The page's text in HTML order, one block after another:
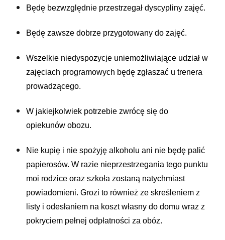
Będę bezwzględnie przestrzegał dyscypliny zajęć.
Będę zawsze dobrze przygotowany do zajęć.
Wszelkie niedyspozycje uniemożliwiające udział w
zajęciach programowych będę zgłaszać u trenera
prowadzącego.
W jakiejkolwiek potrzebie zwrócę się do
opiekunów obozu.
Nie kupię i nie spożyję alkoholu ani nie będę palić
papierosów. W razie nieprzestrzegania tego punktu
moi rodzice oraz szkoła zostaną natychmiast
powiadomieni. Grozi to również ze skreśleniem z
listy i odesłaniem na koszt własny do domu wraz z
pokryciem pełnej odpłatności za obóz.